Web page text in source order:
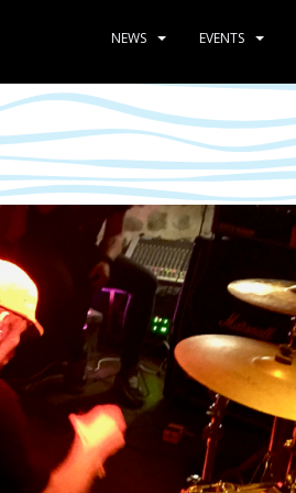
NEWS EVENTS